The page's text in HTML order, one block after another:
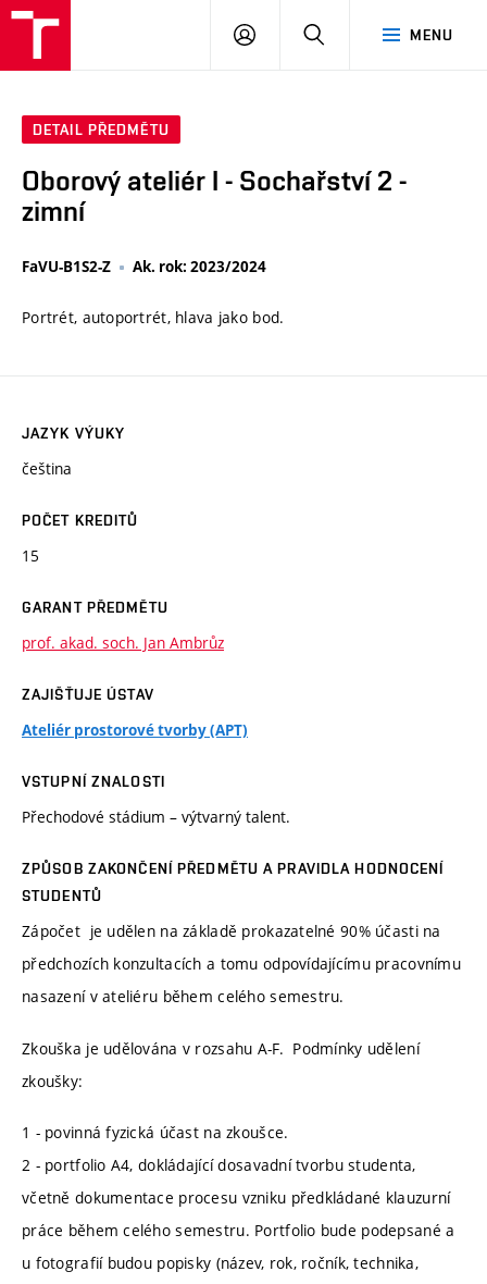
MENU
PŘIHLÁSIT
DETAIL PŘEDMĚTU
Oborový ateliér I - Sochařství 2 -
zimní
FaVU-B1S2-Z Ak. rok: 2023/2024
Portrét, autoportrét, hlava jako bod.
JAZYK VÝUKY
čeština
POČET KREDITŮ
15
GARANT PŘEDMĚTU
prof. akad. soch. Jan Ambrůz
ZAJIŠŤUJE ÚSTAV
Ateliér prostorové tvorby (APT)
VSTUPNÍ ZNALOSTI
Přechodové stádium – výtvarný talent.
ZPŮSOB ZAKONČENÍ PŘEDMĚTU A PRAVIDLA HODNOCENÍ
STUDENTŮ
Zápočet je udělen na základě prokazatelné 90% účasti na
předchozích konzultacích a tomu odpovídajícímu pracovnímu
nasazení v ateliéru během celého semestru.
Zkouška je udělována v rozsahu A-F. Podmínky udělení
zkoušky:
1 - povinná fyzická účast na zkoušce.
2 - portfolio A4, dokládající dosavadní tvorbu studenta,
včetně dokumentace procesu vzniku předkládané klauzurní
práce během celého semestru. Portfolio bude podepsané a
u fotografií budou popisky (název, rok, ročník, technika,